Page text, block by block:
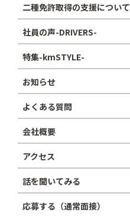
二種免許取得の支援について
社員の声-DRIVERS-
特集-kmSTYLE-
お知らせ
よくある質問
会社概要
アクセス
話を聞いてみる
応募する（通常面接）